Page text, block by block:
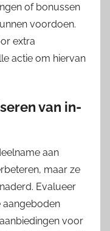
of bonussen
voordoen.
extra
actie om hiervan
van in-
aan
maar ze
Evalueer
aangeboden
voor